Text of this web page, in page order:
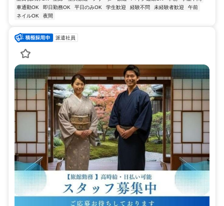
車通勤OK
即日勤務OK 平日のみOK 学生歓迎 経験不問 未経験者歓迎
午前
ネイルOK
夜間
派遣社員